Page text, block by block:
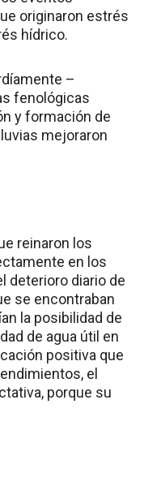
originaron estrés
hídrico.
–
fenológicas
y formación de
mejoraron
reinaron los
en los
deterioro diario de
se encontraban
la posibilidad de
de agua útil en
positiva que
el
porque su